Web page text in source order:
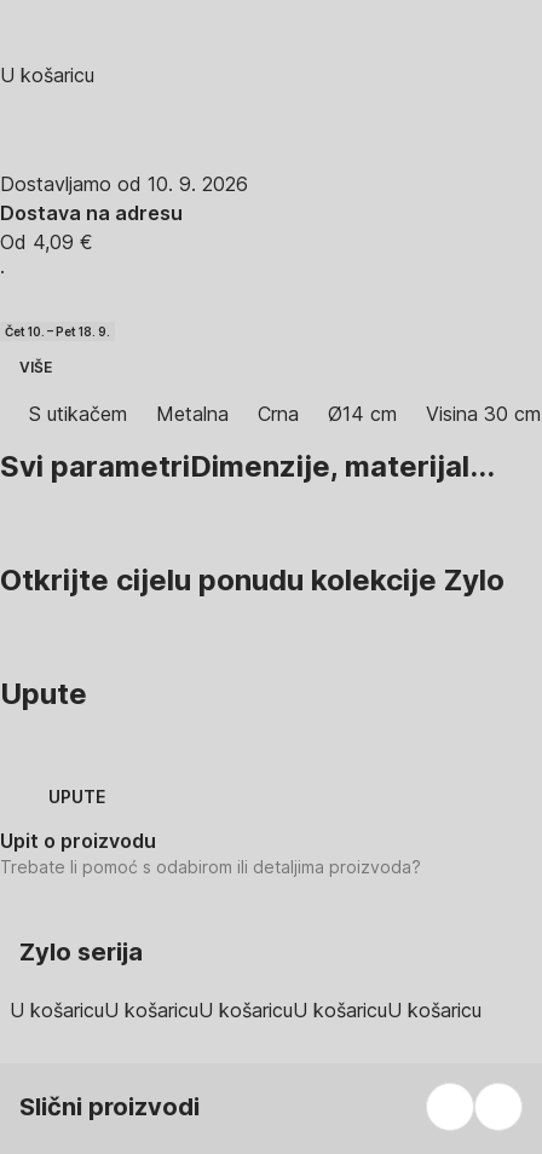
U košaricu
Dostavljamo od 10. 9. 2026
Dostava na adresu
Od 4,09 €
·
Čet 10. – Pet 18. 9.
VIŠE
S utikačem Metalna Crna Ø14 cm Visina 30 cm
Svi parametriDimenzije, materijal...
Otkrijte cijelu ponudu kolekcije Zylo
Upute
UPUTE
Upit o proizvodu
Trebate li pomoć s odabirom ili detaljima proizvoda?
Zylo serija
U košaricuU košaricuU košaricuU košaricuU košaricu
Slični proizvodi